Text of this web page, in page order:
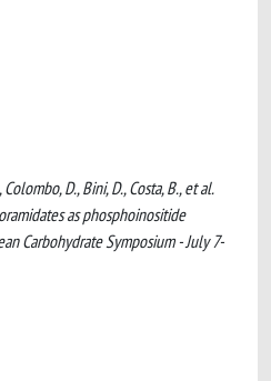
D., Bini, D., Costa, B., et al.
as phosphoinositide
Carbohydrate Symposium - July 7-